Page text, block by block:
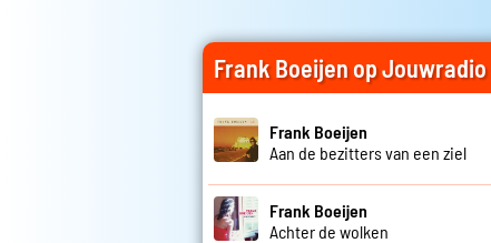
Frank Boeijen op Jouwradio
Frank Boeijen
Aan de bezitters van een ziel
Frank Boeijen
Achter de wolken